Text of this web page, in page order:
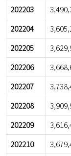
202203
202204
202205
202206
202207
202208
202209
202210